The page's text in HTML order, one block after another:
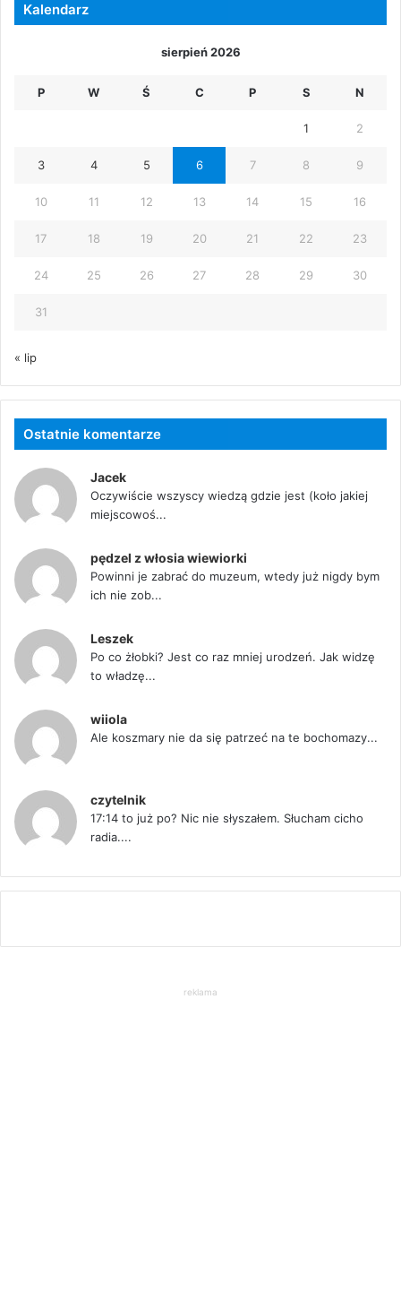
Kalendarz
sierpień 2026
P W Ś C P S N
1 2
3 4 5 6 7 8 9
10 11 12 13 14 15 16
17 18 19 20 21 22 23
24 25 26 27 28 29 30
31
« lip
Ostatnie komentarze
Jacek
Oczywiście wszyscy wiedzą gdzie jest (koło jakiej
miejscowoś...
pędzel z włosia wiewiorki
Powinni je zabrać do muzeum, wtedy już nigdy bym
ich nie zob...
Leszek
Po co żłobki? Jest co raz mniej urodzeń. Jak widzę
to władzę...
wiiola
Ale koszmary nie da się patrzeć na te bochomazy...
czytelnik
17:14 to już po? Nic nie słyszałem. Słucham cicho
radia....
reklama